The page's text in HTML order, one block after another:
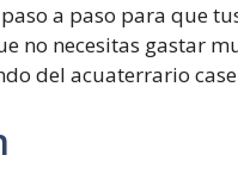
a paso para que
no necesitas gastar
del acuaterrario